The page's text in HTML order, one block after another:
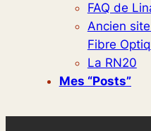
FAQ de
Ancien
Fibre
La RN20
Mes “posts”